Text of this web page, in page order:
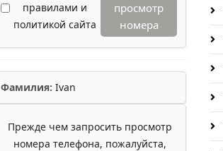
правилами и
политикой сайта
просмотр
номера
Фамилия: Ivan
Прежде чем запросить просмотр
номера телефона, пожалуйста,